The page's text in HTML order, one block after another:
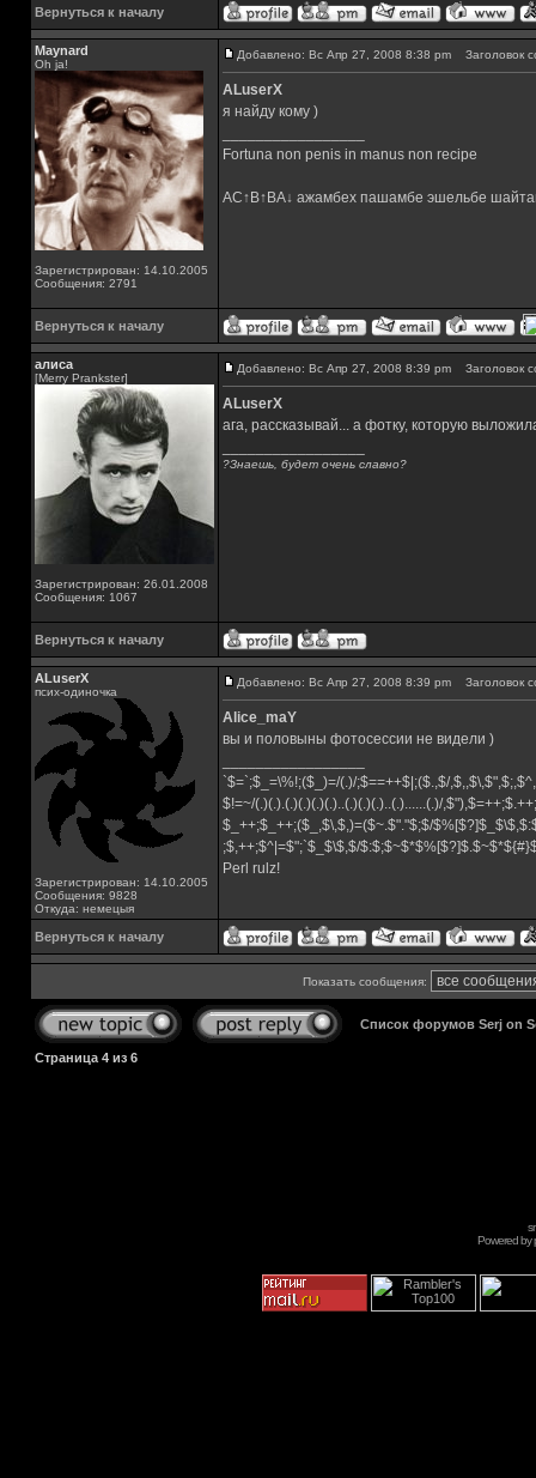
Вернуться к началу
Maynard
Oh ja!
Зарегистрирован: 14.10.2005
Сообщения: 2791
Добавлено: Вс Апр 27, 2008 8:38 pm Заголовок
ALuserX
я найду кому )
Fortuna non penis in manus non recipe
AC↑B↑BA↓ ажамбех пашамбе эшельбе
Вернуться к началу
алиса
[Merry Prankster]
Зарегистрирован: 26.01.2008
Сообщения: 1067
Добавлено: Вс Апр 27, 2008 8:39 pm Заголовок
ALuserX
ага, рассказывай... а фотку, которую
?Знаешь, будет очень славно?
Вернуться к началу
ALuserX
псих-одиночка
Зарегистрирован: 14.10.2005
Сообщения: 9828
Откуда: немецыя
Добавлено: Вс Апр 27, 2008 8:39 pm Заголовок
Alice_maY
вы и половыны фотосессии не видели )
`$=`;$_=\%!;($_)=/(.)/;$==++$|;($.,$/
$!=~/(.)(.).(.)(.)(.)(.)..(.)(.)(.)..(.)......(.)/
$_++;$_++;($_,$\,$,)=($~.$"."$;$/
;$,++;$^|=$";`$_$\$,$/
Perl rulz!
Вернуться к началу
Показать сообщения:
Список форумов Serj on
Страница 4 из 6
Powered by